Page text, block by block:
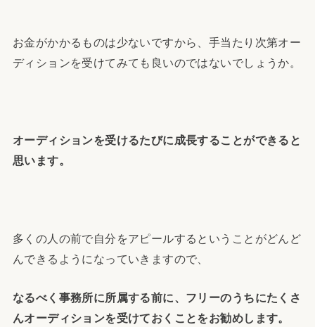
お金がかかるものは少ないですから、手当たり次第オー
ディションを受けてみても良いのではないでしょうか。
オーディションを受けるたびに成長することができると
思います。
多くの人の前で自分をアピールするということがどんど
んできるようになっていきますので、
なるべく事務所に所属する前に、フリーのうちにたくさ
んオーディションを受けておくことをお勧めします。